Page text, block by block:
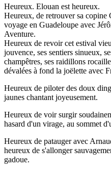
Heureux. Elouan est heureux.
Heureux, de retrouver sa copine
voyage en Guadeloupe avec
Aventure.
Heureux de revoir cet estival
jouvence, ses sentiers sinueux,
champêtres, ses raidillons
dévalées à fond la joëlette avec
Heureux de piloter des doux
jaunes chantant joyeusement.
Heureux de voir surgir
hasard d'un virage, au sommet
Heureux de patauger avec
heureux de s'allonger
gadoue.